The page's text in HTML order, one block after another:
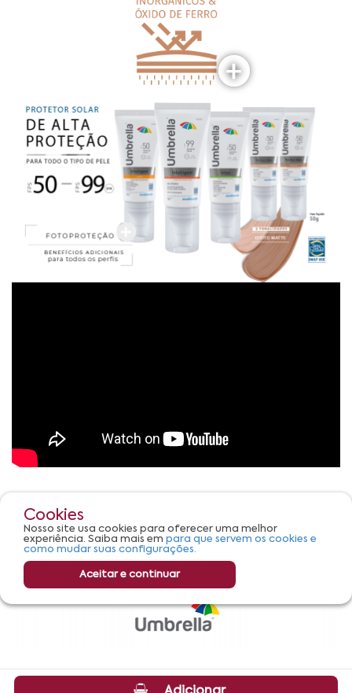
Cookies
Nosso site usa cookies para oferecer uma melhor
experiência. Saiba mais em para que servem os cookies e
como mudar suas configurações.
Aceitar e continuar